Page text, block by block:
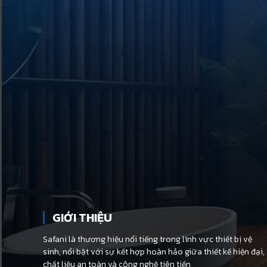
GIỚI THIỆU
Safani là thương hiệu nổi tiếng trong lĩnh vực thiết bị vệ
sinh, nổi bật với sự kết hợp hoàn hảo giữa thiết kế hiện đại,
chất liệu an toàn và công nghệ tiên tiến